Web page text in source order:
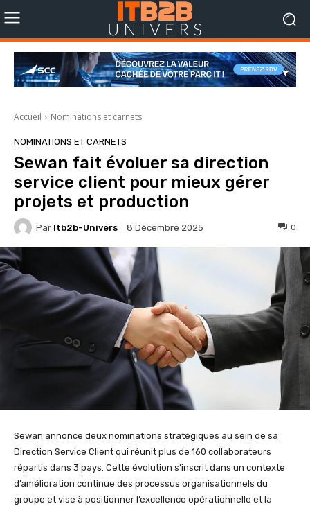
Accueil Nominations et carnets
NOMINATIONS ET CARNETS
Sewan fait évoluer sa direction
service client pour mieux gérer
projets et production
Par Itb2b-Univers 8 Décembre 2025 0
Sewan annonce deux nominations stratégiques au sein de sa
Direction Service Client qui réunit plus de 160 collaborateurs
répartis dans 3 pays. Cette évolution s’inscrit dans un contexte
d’amélioration continue des processus organisationnels du
groupe et vise à positionner l’excellence opérationnelle et la